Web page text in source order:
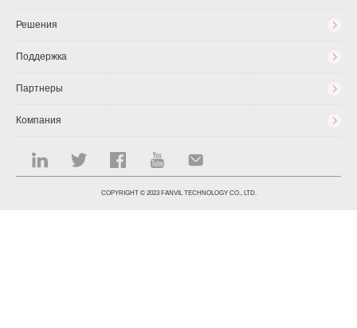
Решения
Поддержка
Партнеры
Компания
COPYRIGHT © 2023 FANVIL TECHNOLOGY CO., LTD.